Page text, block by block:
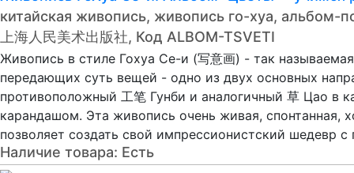
китайская живопись, живопись го-хуа, альбом-
上海人民美术出版社, Код ALBOM-TSVETI
Живопись в стиле Гохуа Се-и (写意画) - так
передающих суть вещей - одно из двух основных
противоположный 工笔 Гунби и аналогичный 草 Цао в
карандашом. Эта живопись очень живая, спонтанная,
позволяет создать свой импрессионистский шедевр
Наличие товара: Есть